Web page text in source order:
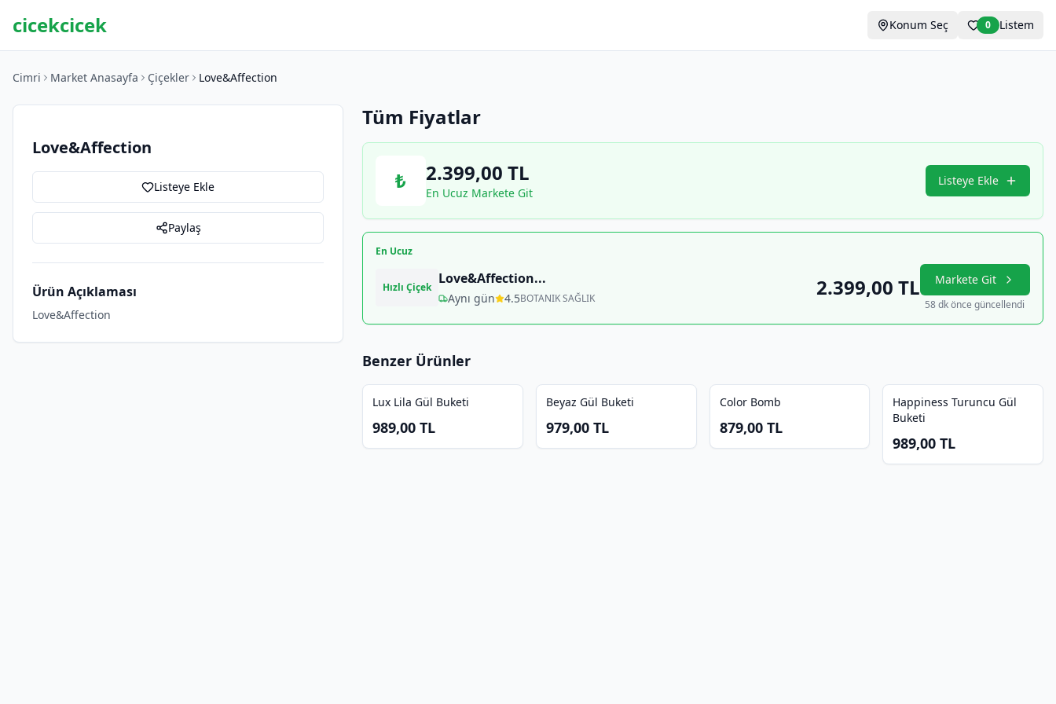
cicekcicek Konum Seç 0 Listem
Cimri Market Anasayfa Çiçekler Love&Affection
Love&Affection
Listeye Ekle
Paylaş
Ürün Açıklaması
Love&Affection
Tüm Fiyatlar
₺ 2.399,00 TL
En Ucuz Markete Git
Listeye Ekle
En Ucuz
Hızlı Çiçek
Love&Affection...
Aynı gün 4.5BOTANIK SAĞLIK 2.399,00 TL Markete Git
58 dk önce güncellendi
Benzer Ürünler
Lux Lila Gül Buketi
989,00 TL
Beyaz Gül Buketi
979,00TL
Color Bomb
879,00TL
Happiness Turuncu Gül
Buketi
989,00 TL